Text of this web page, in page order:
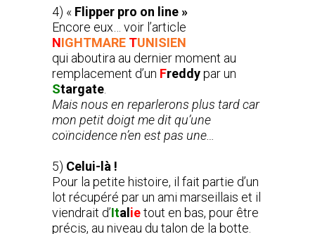
4) « Flipper pro on line »
Encore eux… voir l’article
NIGHTMARE TUNISIEN
qui aboutira au dernier moment au
remplacement d’un Freddypar un
Stargate
Mais nous en reparlerons plus tard car
mon petit doigt me dit qu’une
coïncidence n’en est pas une…
5) Celui-là !
Pour la petite histoire, il fait partie d’un
lot récupéré par un ami marseillais et il
viendrait d’Ital ietout en bas, pour être
précis, au niveau du talon de la botte.